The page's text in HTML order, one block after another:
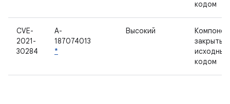
кодом
CVE-
2021-
30284
A-
187074013
*
Высокий
закрытым
исходным
кодом